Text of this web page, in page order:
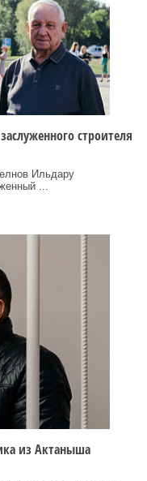
строителя
Ильдару
...
из Актаныша